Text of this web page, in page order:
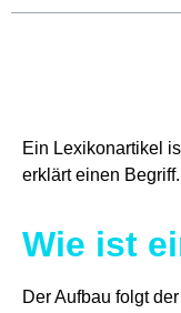
Ein Lexikonartikel
erklärt einen Begriff.
Wie ist
Der Aufbau folgt